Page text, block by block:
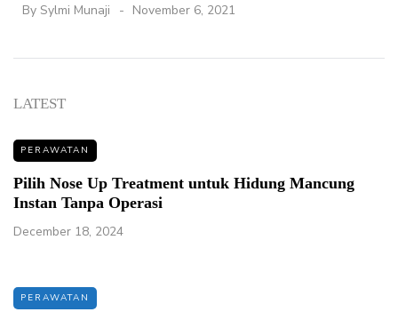
By Sylmi Munaji November 6, 2021
LATEST
PERAWATAN
Pilih Nose Up Treatment untuk Hidung Mancung
Instan Tanpa Operasi
December 18, 2024
PERAWATAN